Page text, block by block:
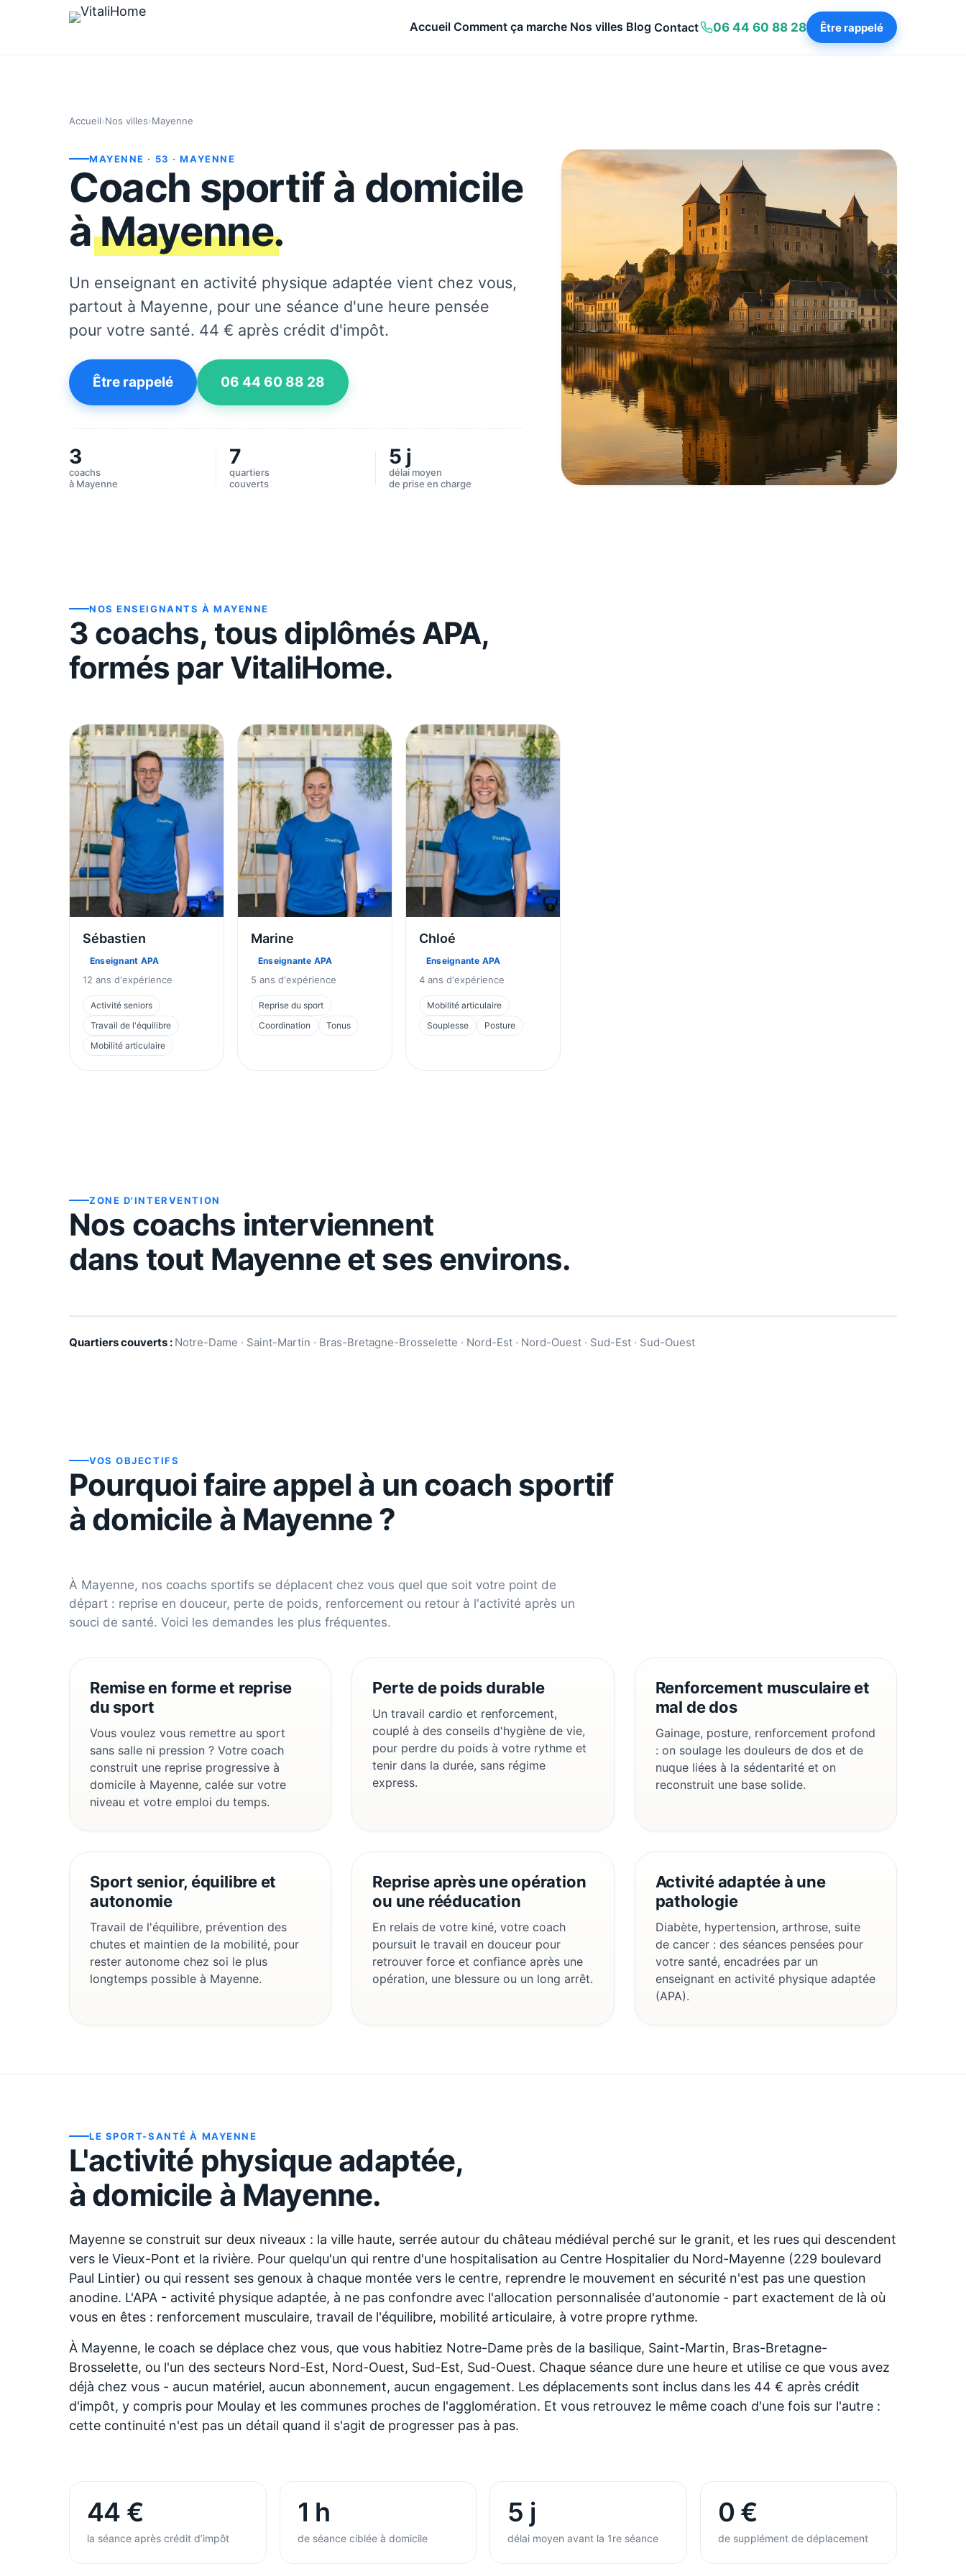
Accueil Comment ça marche Nos villes Blog Contact 06 44 60 88 28 Être rappelé
Accueil›Nos villes›Mayenne
MAYENNE · 53 · MAYENNE
Coach sportif à domicile
àMayenne.
Un enseignant en activité physique adaptée vient chez vous,
partout à Mayenne, pour une séance d'une heure pensée
pour votre santé. 44 € après crédit d'impôt.
Être rappelé 06 44 60 88 28
3
coachs
à Mayenne
7
quartiers
couverts
5 j
délai moyen
de prise en charge
NOS ENSEIGNANTS ÀMAYENNE
3 coachs, tous diplômés APA,
formés par VitaliHome.
Sébastien
Enseignant APA
12 ans d'expérience
Activité seniors
Travail de l'équilibre
Mobilité articulaire
Marine
Enseignante APA
5 ans d'expérience
Reprise du sport
Coordination
Tonus
Chloé
Enseignante APA
4 ans d'expérience
Mobilité articulaire
Souplesse
Posture
ZONE D'INTERVENTION
Nos coachs interviennent
dans tout Mayenneet ses environs.
Quartiers couverts : Notre-Dame · Saint-Martin · Bras-Bretagne-Brosselette · Nord-Est · Nord-Ouest · Sud-Est · Sud-Ouest
VOS OBJECTIFS
Pourquoi faire appel à un coach sportif
à domicile à Mayenne?
À Mayenne, nos coachs sportifs se déplacent chez vous quel que soit votre point de
départ : reprise en douceur, perte de poids, renforcement ou retour à l'activité après un
souci de santé. Voici les demandes les plus fréquentes.
Remise en forme et reprise
du sport
Vous voulez vous remettre au sport
sans salle ni pression ? Votre coach
construit une reprise progressive à
domicile à Mayenne, calée sur votre
niveau et votre emploi du temps.
Perte de poids durable
Un travail cardio et renforcement,
couplé à des conseils d'hygiène de vie,
pour perdre du poids à votre rythme et
tenir dans la durée, sans régime
express.
Renforcement musculaire et
mal de dos
Gainage, posture, renforcement profond
: on soulage les douleurs de dos et de
nuque liées à la sédentarité et on
reconstruit une base solide.
Sport senior, équilibre et
autonomie
Travail de l'équilibre, prévention des
chutes et maintien de la mobilité, pour
rester autonome chez soi le plus
longtemps possible à Mayenne.
Reprise après une opération
ou une rééducation
En relais de votre kiné, votre coach
poursuit le travail en douceur pour
retrouver force et confiance après une
opération, une blessure ou un long arrêt.
Activité adaptée à une
pathologie
Diabète, hypertension, arthrose, suite
de cancer : des séances pensées pour
votre santé, encadrées par un
enseignant en activité physique adaptée
(APA).
LE SPORT-SANTÉ À MAYENNE
L'activité physique adaptée,
à domicile à Mayenne.
Mayenne se construit sur deux niveaux : la ville haute, serrée autour du château médiéval perché sur le granit, et les rues qui descendent
vers le Vieux-Pont et la rivière. Pour quelqu'un qui rentre d'une hospitalisation au Centre Hospitalier du Nord-Mayenne (229 boulevard
Paul Lintier) ou qui ressent ses genoux à chaque montée vers le centre, reprendre le mouvement en sécurité n'est pas une question
anodine. L'APA - activité physique adaptée, à ne pas confondre avec l'allocation personnalisée d'autonomie - part exactement de là où
vous en êtes : renforcement musculaire, travail de l'équilibre, mobilité articulaire, à votre propre rythme.
À Mayenne, le coach se déplace chez vous, que vous habitiez Notre-Dame près de la basilique, Saint-Martin, Bras-Bretagne-
Brosselette, ou l'un des secteurs Nord-Est, Nord-Ouest, Sud-Est, Sud-Ouest. Chaque séance dure une heure et utilise ce que vous avez
déjà chez vous - aucun matériel, aucun abonnement, aucun engagement. Les déplacements sont inclus dans les 44 € après crédit
d'impôt, y compris pour Moulay et les communes proches de l'agglomération. Et vous retrouvez le même coach d'une fois sur l'autre :
cette continuité n'est pas un détail quand il s'agit de progresser pas à pas.
44 €
la séance après crédit d’impôt
1 h
de séance ciblée à domicile
5 j
délai moyen avant la 1re séance
0 €
de supplément de déplacement